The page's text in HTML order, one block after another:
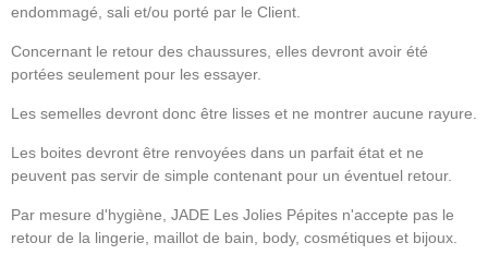
endommagé, sali et/ou porté par le Client.
Concernant le retour des chaussures, elles devront avoir été
portées seulement pour les essayer.
Les semelles devront donc être lisses et ne montrer aucune rayure.
Les boites devront être renvoyées dans un parfait état et ne
peuvent pas servir de simple contenant pour un éventuel retour.
Par mesure d'hygiène, JADE Les Jolies Pépites n'accepte pas le
retour de la lingerie, maillot de bain, body, cosmétiques et bijoux.